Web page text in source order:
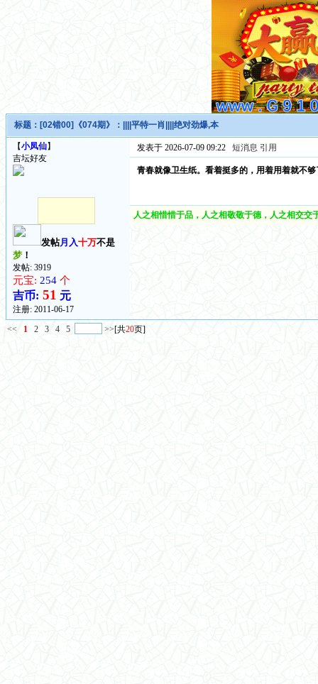
标题： [02错00]《074期》：||||平特一肖||||绝对劲爆,本
【小凤仙】
吉坛好友
发帖月入十万不是
梦！
发帖: 3919
元宝: 254 个
吉币: 51 元
注册: 2011-06-17
发表于 2026-07-09 09:22 短消息 引用
青春就像卫生纸。看着挺多的，用着用着就不够
人之相惜惜于品，人之相敬敬于德，人之相交
<< 1 2 3 4 5 >>[共20页]